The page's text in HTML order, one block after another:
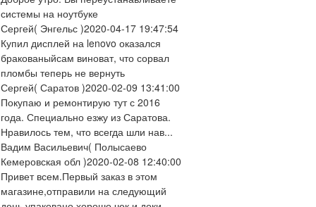
системы на ноутбуке
Сергей( Энгельс )2020-04-17 19:47:54
Купил дисплей на lenovo оказался
бракованыйсам виноват, что сорвал
пломбы теперь не вернуть
Сергей( Саратов )2020-02-09 13:41:00
Покупаю и ремонтирую тут с 2016
года. Специально езжу из Саратова.
Нравилось тем, что всегда шли нав...
Вадим Васильевич( Полысаево
Кемеровская обл )2020-02-08 12:40:00
Привет всем.Первый заказ в этом
магазине,отправили на следующий